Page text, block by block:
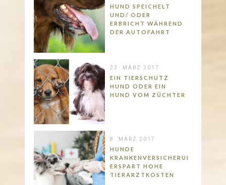
HUND SPEICHELT
UND/ ODER
ERBRICHT WÄHREND
DER AUTOFAHRT
23. MÄRZ 2017
EIN TIERSCHUTZ
HUND ODER EIN
HUND VOM ZÜCHTER
8. MÄRZ 2017
HUNDE
KRANKENVERSICHERUNG
ERSPART HOHE
TIERARZTKOSTEN